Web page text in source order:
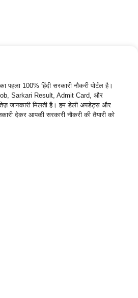
पहला 100% हिंदी सरकारी नौकरी पोर्टल है।
Sarkari Result, Admit Card, और
जानकारी मिलती है। हम डेली अपडेट्स और
देकर आपकी सरकारी नौकरी की तैयारी को